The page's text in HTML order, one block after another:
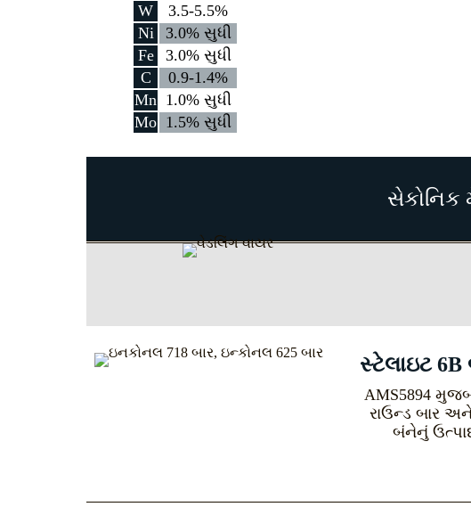
W
3.5-5.5%
Ni
3.0% સુધી
Fe
3.0% સુધી
C
0.9-1.4%
Mn 1.0% સુધી
Mo 1.5% સુધી
સેકોનિક
સ્ટેલાઇટ
AMS5894 મુજબ
રાઉન્ડ બાર અને
બંનેનું